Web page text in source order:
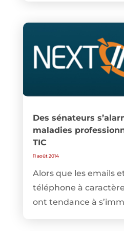
Des sénateurs
maladies
TIC
11 août 2014
Alors que les emails
téléphone à
ont tendance à